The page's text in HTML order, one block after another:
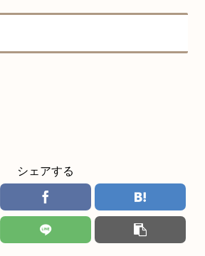
シェアする